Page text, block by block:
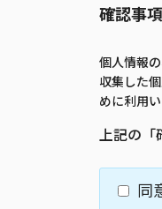
確認事
個人情報
収集した
めに利用い
上記の「
同